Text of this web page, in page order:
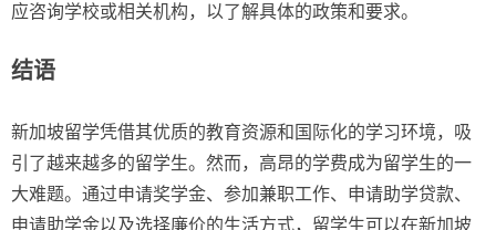
应咨询学校或相关机构，以了解具体的政策和要求。
结语
新加坡留学凭借其优质的教育资源和国际化的学习环境，吸
引了越来越多的留学生。然而，高昂的学费成为留学生的一
大难题。通过申请奖学金、参加兼职工作、申请助学贷款、
申请助学金以及选择廉价的生活方式，留学生可以在新加坡